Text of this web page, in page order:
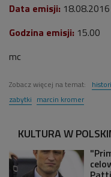
Data emisji: 18.08.2016
Godzina emisji: 15.00
mc
Zobacz więcej na temat:
zabytki marcin kromer
KULTURA W